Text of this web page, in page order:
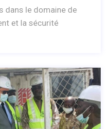
dans le domaine de
et la sécurité